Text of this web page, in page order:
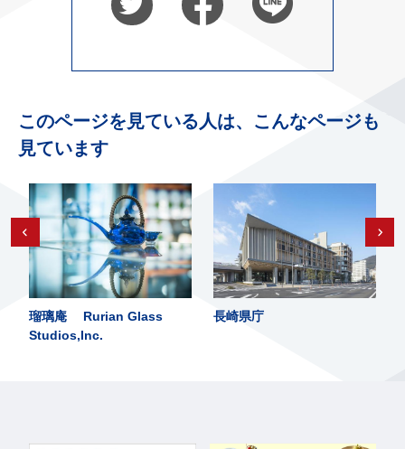
このページを見ている人は、こんなページも
見ています
瑠璃庵 Rurian Glass
Studios,Inc.
長崎県庁